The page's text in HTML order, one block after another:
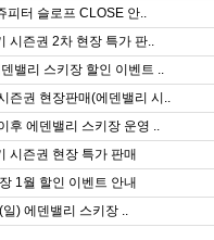
피터 슬로프 CLOSE 안..
시즌권 2차 현장 특가 판..
밸리 스키장 할인 이벤트 ..
즌권 현장판매(에덴밸리 시..
후 에덴밸리 스키장 운영 ..
시즌권 현장 특가 판매
1월 할인 이벤트 안내
) 에덴밸리 스키장 ..